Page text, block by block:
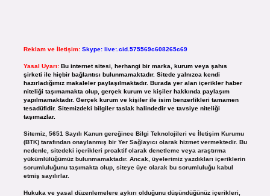
Reklam ve İletişim: Skype: live:.cid.575569c608265c69
Yasal Uyarı: Bu internet sitesi, herhangi bir marka, kurum veya şahıs
şirketi ile hiçbir bağlantısı bulunmamaktadır. Sitede yalnızca kendi
hazırladığımız makaleler paylaşılmaktadır. Burada yer alan içerikler haber
niteliği taşımamakta olup, gerçek kurum ve kişiler hakkında paylaşım
yapılmamaktadır. Gerçek kurum ve kişiler ile isim benzerlikleri tamamen
tesadüfidir. Sitemizdeki bilgiler taslak halindedir ve tavsiye niteliği
taşımazlar.
Sitemiz, 5651 Sayılı Kanun gereğince Bilgi Teknolojileri ve İletişim Kurumu
(BTK) tarafından onaylanmış bir Yer Sağlayıcı olarak hizmet vermektedir. Bu
nedenle, sitedeki içerikleri proaktif olarak denetleme veya araştırma
yükümlülüğümüz bulunmamaktadır. Ancak, üyelerimiz yazdıkları içeriklerin
sorumluluğunu taşımakta olup, siteye üye olarak bu sorumluluğu kabul
etmiş sayılırlar.
Hukuka ve yasal düzenlemelere aykırı olduğunu düşündüğünüz içerikleri,